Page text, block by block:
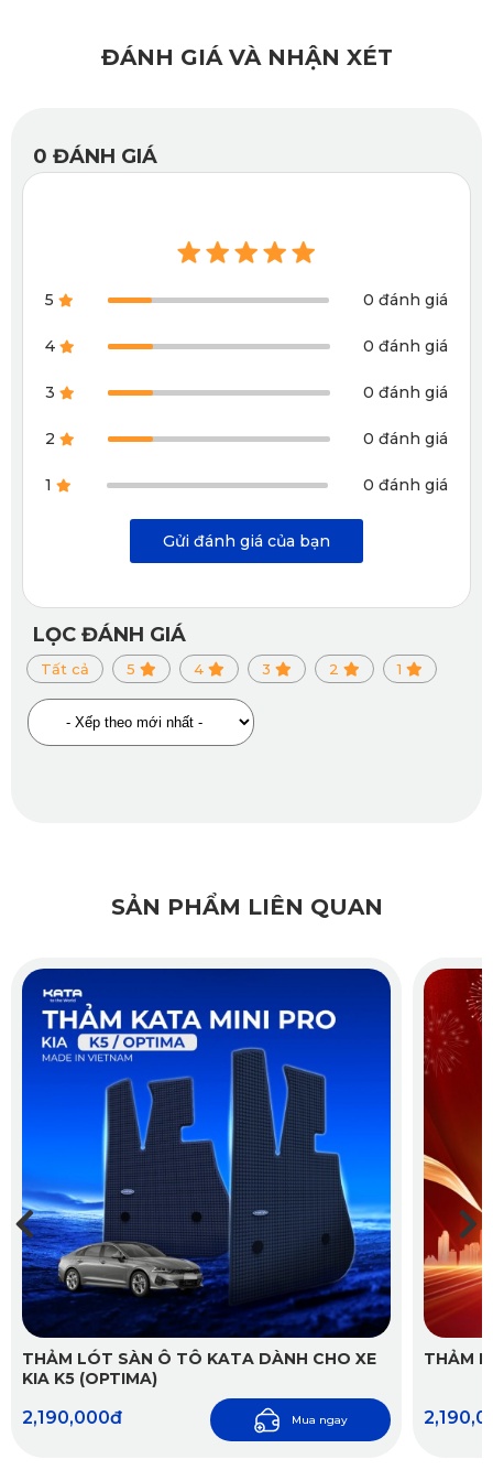
xịt rửa, lau khô rồi lắp lại.
Thảm lót sàn ô tô Kia Seltos KATA được làm từ PVC
Khác với nhiều loại thảm chất lượng kém trên thị
trường thì thảm lót sàn của KATA không có mùi khó
chịu, an toàn cho người dùng. Đây là ưu điểm lớn của
thảm KATA được nhiều khách hàng đánh giá cao.
Thiết kế phù hợp với kích thước Kia Seltos
chắn. Do đó, thảm được cố định tốt, không bị xô lệch
thiết kế tinh tế này mà việc lắp đặt và tháo rời thảm
cũng đơn giản hơn.
ĐÁNH GIÁ VÀ NHẬN XÉT
0 ĐÁNH GIÁ
5 0 đánh giá
4 0 đánh giá
3 0 đánh giá
2 0 đánh giá
1 0 đánh giá
Gửi đánh giá của bạn
LỌC ĐÁNH GIÁ
Tất cả 5 4 3 2 1
SẢN PHẨM LIÊN QUAN
THẢM LÓT SÀN Ô TÔ KATA DÀNH CHO XE
KIA K5 (OPTIMA)
2,190,000đ Mua ngay
THẢM